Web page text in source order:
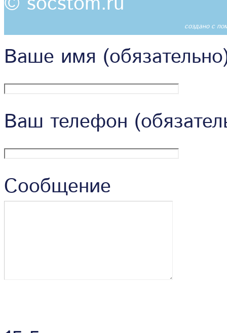
создано с
Ваше имя
Ваш телефон
Сообщение